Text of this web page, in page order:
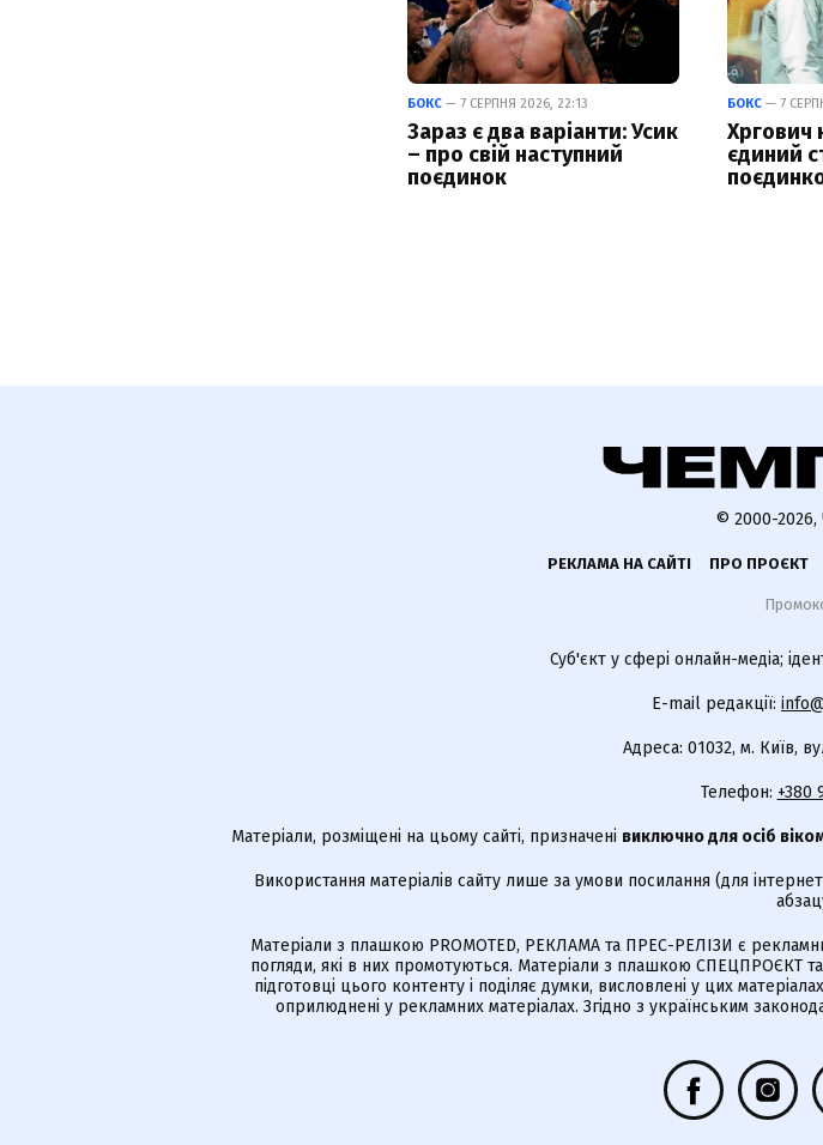
БОКС — 7 СЕРПНЯ 2026, 22:13
Зараз є два варіанти: Усик
– про свій наступний
поєдинок
БОКС— 7
Хргович
єдиний
© 2000-
РЕКЛАМА НА САЙТІ ПРО ПРОЄКТ
Суб'єкт у сфері онлайн-медіа;
E-mail редакції:
Адреса: 01032, м. Київ,
Телефон: +380
Матеріали, розміщені на цьому сайті, призначені виключно для осіб
Використання матеріалів сайту лише за умови посилання (для
Матеріали з плашкою PROMOTED, РЕКЛАМА та ПРЕС-РЕЛІЗИ є
погляди, які в них промотуються. Матеріали з плашкою СПЕЦПРОЄКТ
підготовці цього контенту і поділяє думки, висловлені у цих
оприлюднені у рекламних матеріалах. Згідно з українським